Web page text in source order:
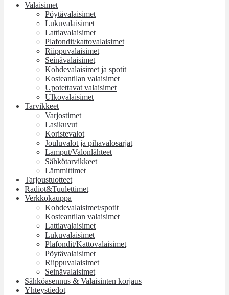
Valaisimet
Pöytävalaisimet
Lukuvalaisimet
Lattiavalaisimet
Plafondit/kattovalaisimet
Riippuvalaisimet
Seinävalaisimet
Kohdevalaisimet ja spotit
Kosteantilan valaisimet
Upotettavat valaisimet
Ulkovalaisimet
Tarvikkeet
Varjostimet
Lasikuvut
Koristevalot
Jouluvalot ja pihavalosarjat
Lamput/Valonlähteet
Sähkötarvikkeet
Lämmittimet
Tarjoustuotteet
Radiot&Tuulettimet
Verkkokauppa
Kohdevalaisimet/spotit
Kosteantilan valaisimet
Lattiavalaisimet
Lukuvalaisimet
Plafondit/Kattovalaisimet
Pöytävalaisimet
Riippuvalaisimet
Seinävalaisimet
Sähköasennus & Valaisinten korjaus
Yhteystiedot